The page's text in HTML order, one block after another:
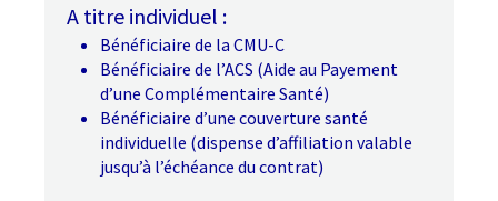
A titre individuel :
Bénéficiaire de la CMU-C
Bénéficiaire de l’ACS (Aide au Payement
d’une Complémentaire Santé)
Bénéficiaire d’une couverture santé
individuelle (dispense d’affiliation valable
jusqu’à l’échéance du contrat)